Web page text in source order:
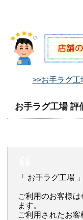
>>お手ラグ工
お手ラグ工場 評
「 お手ラグ工場
ご利用のお客様
ます。
ご利用されたお